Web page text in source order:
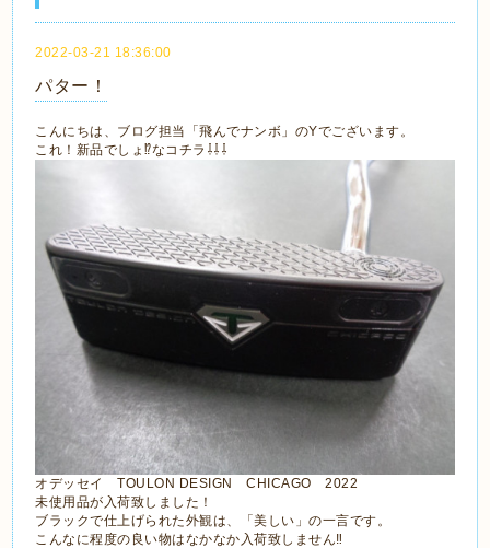
2022-03-21 18:36:00
パター！
こんにちは、ブログ担当「飛んでナンボ」のYでございます。
これ！新品でしょ⁉なコチラ⇩⇩⇩
オデッセイ TOULON DESIGN CHICAGO 2022
未使用品が入荷致しました！
ブラックで仕上げられた外観は、「美しい」の一言です。
こんなに程度の良い物はなかなか入荷致しません‼